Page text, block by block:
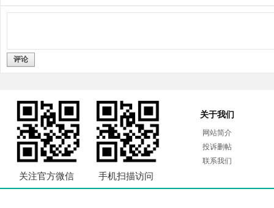
评论
关注官方微信 手机扫描访问
关于我们
网站简介
投诉删帖
联系我们